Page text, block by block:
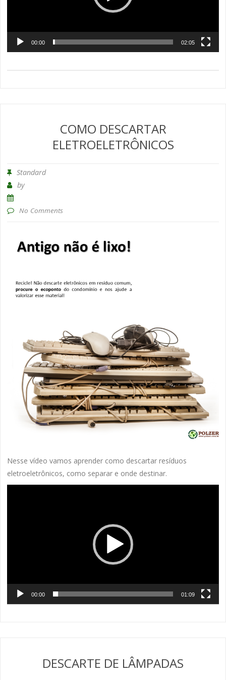
00:00 02:05
COMO DESCARTAR
ELETROELETRÔNICOS
Standard
by
No Comments
Nesse vídeo vamos aprender como descartar resíduos
eletroeletrônicos, como separar e onde destinar.
00:00 01:09
DESCARTE DE LÂMPADAS